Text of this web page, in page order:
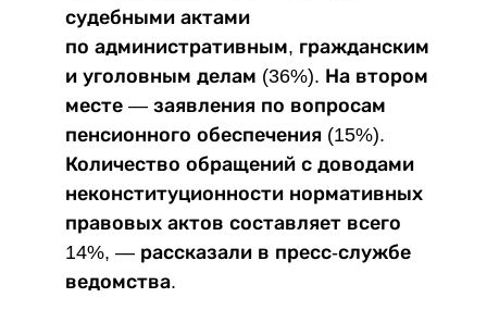
судебными актами
по административным, гражданским
и уголовным делам (36%). На втором
месте — заявления по вопросам
пенсионного обеспечения (15%).
Количество обращений с доводами
неконституционности нормативных
правовых актов составляет всего
14%, — рассказали в пресс-службе
ведомства.